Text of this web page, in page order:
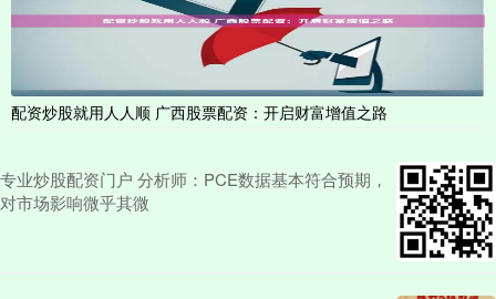
配资炒股就用人人顺 广西股票配资：开启财富增值之路
专业炒股配资门户 分析师：PCE数据基本符合预期，
对市场影响微乎其微